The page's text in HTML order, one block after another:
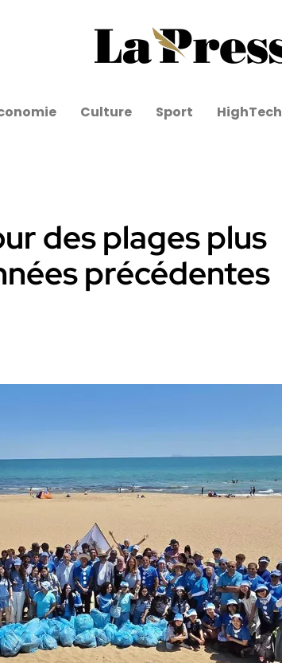
Culture Sport HighTech
des plages plus
précédentes